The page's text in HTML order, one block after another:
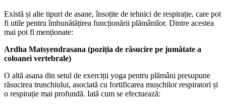
Există și alte tipuri de asane, însoțite de tehnici de respirație, care pot
fi utile pentru îmbunătățirea funcționării plămânilor. Dintre acestea
mai pot fi menționate:
Ardha Matsyendrasana (poziția de răsucire pe jumătate a
coloanei vertebrale)
O altă asana din setul de exerciții yoga pentru plămâni presupune
răsucirea trunchiului, asociată cu fortificarea mușchilor respiratori și
o respirație mai profundă. Iată cum se efectuează: